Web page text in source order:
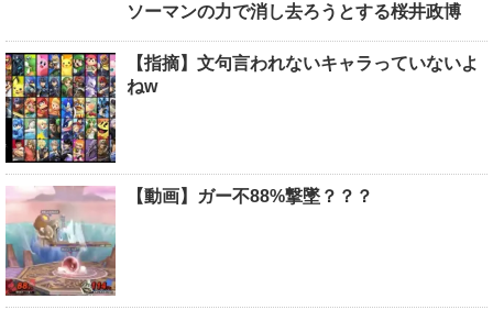
ソーマンの力で消し去ろうとする桜井政博
【指摘】文句言われないキャラっていないよ
ねw
【動画】ガー不88%撃墜？？？